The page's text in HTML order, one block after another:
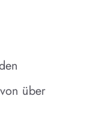
über